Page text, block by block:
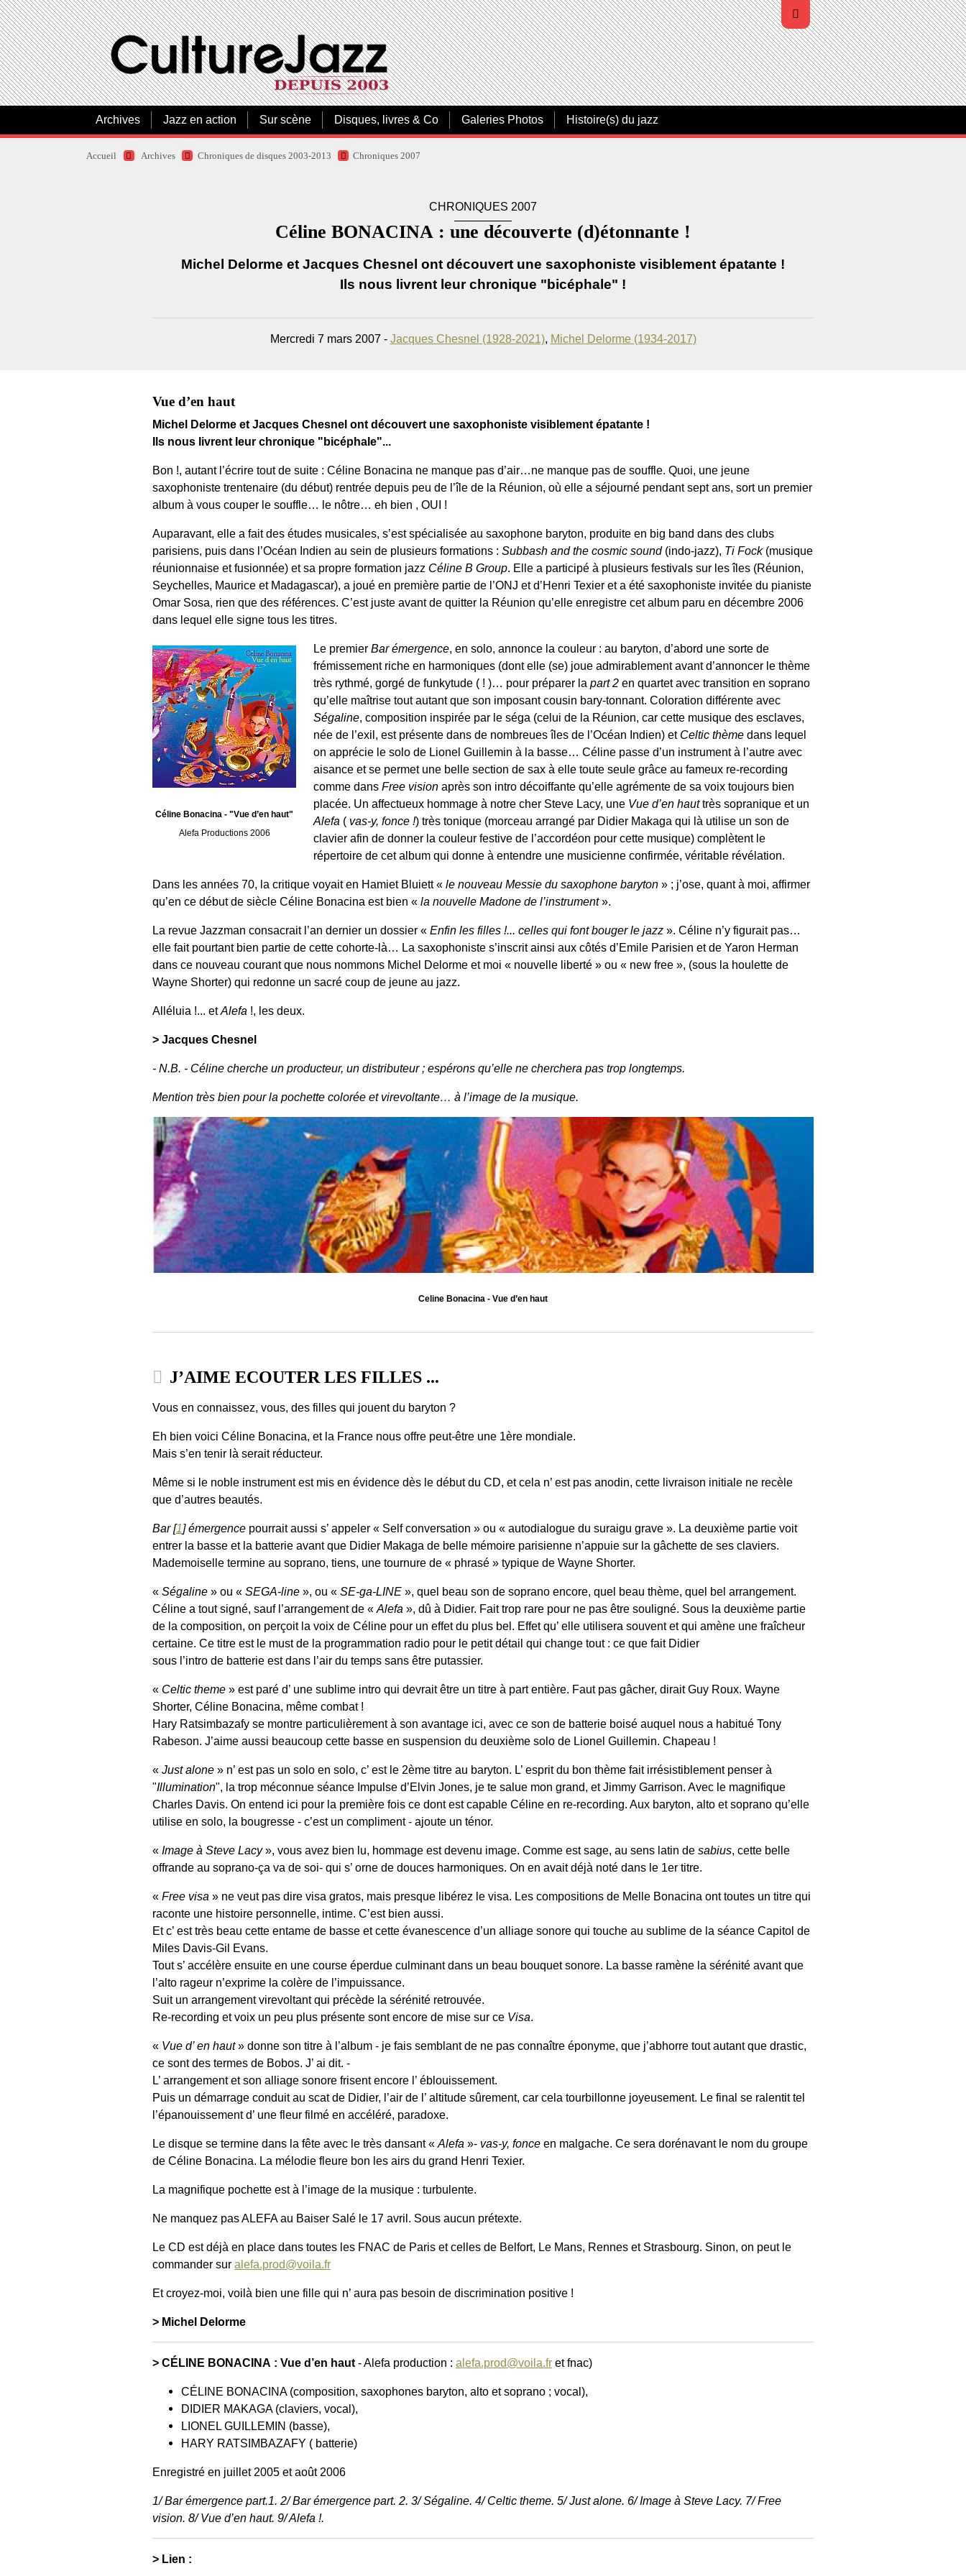
Archives Jazz en action Sur scène Disques, livres & Co Galeries Photos Histoire(s) du jazz
Accueil Archives Chroniques de disques 2003-2013 Chroniques 2007
CHRONIQUES 2007
Céline BONACINA : une découverte (d)étonnante !
Michel Delorme et Jacques Chesnel ont découvert une saxophoniste visiblement épatante !
Ils nous livrent leur chronique "bicéphale" !
Mercredi 7 mars 2007 - Jacques Chesnel (1928-2021), Michel Delorme (1934-2017)
Vue d’en haut
Michel Delorme et Jacques Chesnel ont découvert une saxophoniste visiblement épatante !
Ils nous livrent leur chronique "bicéphale"...
Bon !, autant l’écrire tout de suite : Céline Bonacina ne manque pas d’air…ne manque pas de souffle. Quoi, une jeune
saxophoniste trentenaire (du début) rentrée depuis peu de l’île de la Réunion, où elle a séjourné pendant sept ans, sort un premier
album à vous couper le souffle… le nôtre… eh bien , OUI !
Auparavant, elle a fait des études musicales, s’est spécialisée au saxophone baryton, produite en big band dans des clubs
parisiens, puis dans l’Océan Indien au sein de plusieurs formations : Subbash and the cosmic sound(indo-jazz), Ti Fock(musique
réunionnaise et fusionnée) et sa propre formation jazz Céline B Group. Elle a participé à plusieurs festivals sur les îles (Réunion,
Seychelles, Maurice et Madagascar), a joué en première partie de l’ONJ et d’Henri Texier et a été saxophoniste invitée du pianiste
Omar Sosa, rien que des références. C’est juste avant de quitter la Réunion qu’elle enregistre cet album paru en décembre 2006
dans lequel elle signe tous les titres.
Céline Bonacina - "Vue d’en haut"
Alefa Productions 2006
Le premierBar émergence, en solo, annonce la couleur : au baryton, d’abord une sorte de
frémissement riche en harmoniques (dont elle (se) joue admirablement avant d’annoncer le thème
très rythmé, gorgé de funkytude ( ! )… pour préparer lapart 2 en quartet avec transition en soprano
qu’elle maîtrise tout autant que son imposant cousin bary-tonnant. Coloration différente avec
Ségaline, composition inspirée par le séga (celui de la Réunion, car cette musique des esclaves,
née de l’exil, est présente dans de nombreues îles de l’Océan Indien) et Celtic thème dans lequel
on apprécie le solo de Lionel Guillemin à la basse… Céline passe d’un instrument à l’autre avec
aisance et se permet une belle section de sax à elle toute seule grâce au fameux re-recording
comme dansFree vision après son intro décoiffante qu’elle agrémente de sa voix toujours bien
placée. Un affectueux hommage à notre cher Steve Lacy, une Vue d’en hauttrès sopranique et un
Alefa ( vas-y, fonce !) très tonique (morceau arrangé par Didier Makaga qui là utilise un son de
clavier afin de donner la couleur festive de l’accordéon pour cette musique) complètent le
répertoire de cet album qui donne à entendre une musicienne confirmée, véritable révélation.
Dans les années 70, la critique voyait en Hamiet Bluiett « le nouveau Messie du saxophone baryton » ; j’ose, quant à moi, affirmer
qu’en ce début de siècle Céline Bonacina est bien « la nouvelle Madone de l’instrument».
La revue Jazzman consacrait l’an dernier un dossier « Enfin les filles !... celles qui font bouger le jazz ». Céline n’y figurait pas…
elle fait pourtant bien partie de cette cohorte-là… La saxophoniste s’inscrit ainsi aux côtés d’Emile Parisien et de Yaron Herman
dans ce nouveau courant que nous nommons Michel Delorme et moi « nouvelle liberté » ou « new free », (sous la houlette de
Wayne Shorter) qui redonne un sacré coup de jeune au jazz.
Alléluia !... etAlefa !, les deux.
> Jacques Chesnel
- N.B. - Céline cherche un producteur, un distributeur ; espérons qu’elle ne cherchera pas trop longtemps.
Mention très bien pour la pochette colorée et virevoltante… à l’image de la musique.
Celine Bonacina - Vue d’en haut
J’AIME ECOUTER LES FILLES ...
Vous en connaissez, vous, des filles qui jouent du baryton ?
Eh bien voici Céline Bonacina, et la France nous offre peut-être une 1ère mondiale.
Mais s’en tenir là serait réducteur.
Même si le noble instrument est mis en évidence dès le début du CD, et cela n’ est pas anodin, cette livraison initiale ne recèle
que d’autres beautés.
Bar[1]émergence pourrait aussi s’ appeler « Self conversation » ou « autodialogue du suraigu grave ». La deuxième partie voit
entrer la basse et la batterie avant que Didier Makaga de belle mémoire parisienne n’appuie sur la gâchette de ses claviers.
Mademoiselle termine au soprano, tiens, une tournure de « phrasé » typique de Wayne Shorter.
« Ségaline » ou « SEGA-line », ou « SE-ga-LINE », quel beau son de soprano encore, quel beau thème, quel bel arrangement.
Céline a tout signé, sauf l’arrangement de « Alefa », dû à Didier. Fait trop rare pour ne pas être souligné. Sous la deuxième partie
de la composition, on perçoit la voix de Céline pour un effet du plus bel. Effet qu’ elle utilisera souvent et qui amène une fraîcheur
certaine. Ce titre est le must de la programmation radio pour le petit détail qui change tout : ce que fait Didier
sous l’intro de batterie est dans l’air du temps sans être putassier.
« Celtic theme » est paré d’ une sublime intro qui devrait être un titre à part entière. Faut pas gâcher, dirait Guy Roux. Wayne
Shorter, Céline Bonacina, même combat !
Hary Ratsimbazafy se montre particulièrement à son avantage ici, avec ce son de batterie boisé auquel nous a habitué Tony
Rabeson. J’aime aussi beaucoup cette basse en suspension du deuxième solo de Lionel Guillemin. Chapeau !
« Just alone » n’ est pas un solo en solo, c’ est le 2ème titre au baryton. L’ esprit du bon thème fait irrésistiblement penser à
"Illumination", la trop méconnue séance Impulse d’Elvin Jones, je te salue mon grand, et Jimmy Garrison. Avec le magnifique
Charles Davis. On entend ici pour la première fois ce dont est capable Céline en re-recording. Aux baryton, alto et soprano qu’elle
utilise en solo, la bougresse - c’est un compliment - ajoute un ténor.
« Image à Steve Lacy», vous avez bien lu, hommage est devenu image. Comme est sage, au sens latin de sabius, cette belle
offrande au soprano-ça va de soi- qui s’ orne de douces harmoniques. On en avait déjà noté dans le 1er titre.
« Free visa » ne veut pas dire visa gratos, mais presque libérez le visa. Les compositions de Melle Bonacina ont toutes un titre qui
raconte une histoire personnelle, intime. C’est bien aussi.
Et c’ est très beau cette entame de basse et cette évanescence d’un alliage sonore qui touche au sublime de la séance Capitol de
Miles Davis-Gil Evans.
Tout s’ accélère ensuite en une course éperdue culminant dans un beau bouquet sonore. La basse ramène la sérénité avant que
l’alto rageur n’exprime la colère de l’impuissance.
Suit un arrangement virevoltant qui précède la sérénité retrouvée.
Re-recording et voix un peu plus présente sont encore de mise sur ce Visa.
« Vue d’ en haut» donne son titre à l’album - je fais semblant de ne pas connaître éponyme, que j’abhorre tout autant que drastic,
ce sont des termes de Bobos. J’ ai dit. -
L’ arrangement et son alliage sonore frisent encore l’ éblouissement.
Puis un démarrage conduit au scat de Didier, l’air de l’ altitude sûrement, car cela tourbillonne joyeusement. Le final se ralentit tel
l’épanouissement d’ une fleur filmé en accéléré, paradoxe.
Le disque se termine dans la fête avec le très dansant « Alefa »- vas-y, fonce en malgache. Ce sera dorénavant le nom du groupe
de Céline Bonacina. La mélodie fleure bon les airs du grand Henri Texier.
La magnifique pochette est à l’image de la musique : turbulente.
Ne manquez pas ALEFA au Baiser Salé le 17 avril. Sous aucun prétexte.
Le CD est déjà en place dans toutes les FNAC de Paris et celles de Belfort, Le Mans, Rennes et Strasbourg. Sinon, on peut le
commander sur alefa.prod@voila.fr
Et croyez-moi, voilà bien une fille qui n’ aura pas besoin de discrimination positive !
> Michel Delorme
> CÉLINE BONACINA : Vue d’en haut - Alefa production : alefa.prod@voila.fr et fnac)
CÉLINE BONACINA (composition, saxophones baryton, alto et soprano ; vocal),
DIDIER MAKAGA (claviers, vocal),
LIONEL GUILLEMIN (basse),
HARY RATSIMBAZAFY ( batterie)
Enregistré en juillet 2005 et août 2006
1/ Bar émergence part.1. 2/ Bar émergence part. 2. 3/ Ségaline. 4/ Celtic theme. 5/ Just alone. 6/ Image à Steve Lacy. 7/ Free
vision. 8/ Vue d’en haut. 9/ Alefa !.
> Lien :